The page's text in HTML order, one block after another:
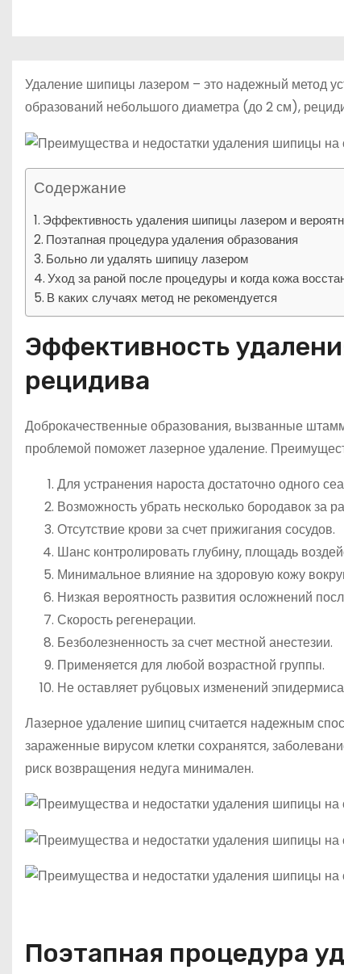
Удаление шипицы лазером – это надежный метод
образований небольшого диаметра (до 2 см),
Содержание
Эффективность удаления шипицы лазером и
Поэтапная процедура удаления образования
Больно ли удалять шипицу лазером
Уход за раной после процедуры и когда кожа
В каких случаях метод не рекомендуется
Эффективность
рецидива
Доброкачественные образования, вызванные
проблемой поможет лазерное удаление.
Для устранения нароста достаточно одного
Возможность убрать несколько бородавок за
Отсутствие крови за счет прижигания сосудов.
Шанс контролировать глубину, площадь
Минимальное влияние на здоровую кожу
Низкая вероятность развития осложнений
Скорость регенерации.
Безболезненность за счет местной анестезии.
Применяется для любой возрастной группы.
Не оставляет рубцовых изменений
Лазерное удаление шипиц считается надежным
зараженные вирусом клетки сохранятся,
риск возвращения недуга минимален.
Поэтапная процедура